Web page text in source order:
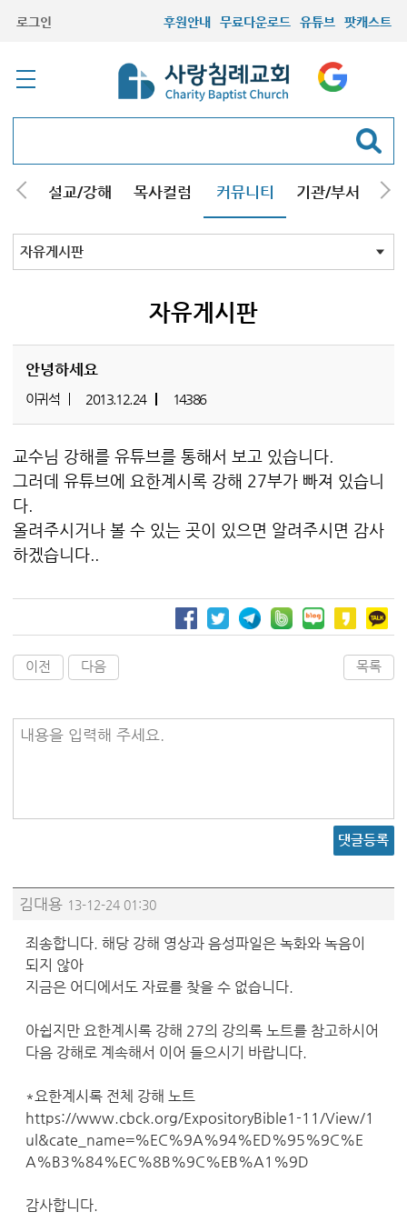
로그인 후원안내 무료다운로드 유튜브 팟캐스트
내 설교/강해 목사컬럼 커뮤니티 기관/부서 선
최근등록자료
자유게시판
자유게시판
안녕하세요
이귀석 2013.12.24 14386
교수님 강해를 유튜브를 통해서 보고 있습니다.
그러데 유튜브에 요한계시록 강해 27부가 빠져 있습니
다.
올려주시거나 볼 수 있는 곳이 있으면 알려주시면 감사
하겠습니다..
이전 다음 목록
내용을 입력해 주세요.
댓글등록
김대용 13-12-24 01:30
죄송합니다. 해당 강해 영상과 음성파일은 녹화와 녹음이
되지 않아
지금은 어디에서도 자료를 찾을 수 없습니다.
아쉽지만 요한계시록 강해 27의 강의록 노트를 참고하시어
다음 강해로 계속해서 이어 들으시기 바랍니다.
*요한계시록 전체 강해 노트
https://www.cbck.org/ExpositoryBible1-11/View/1
ul&cate_name=%EC%9A%94%ED%95%9C%E
A%B3%84%EC%8B%9C%EB%A1%9D
감사합니다.